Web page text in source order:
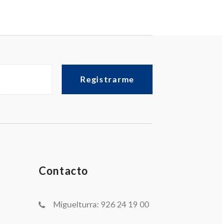
Registrarme
Contacto
Miguelturra: 926 24 19 00